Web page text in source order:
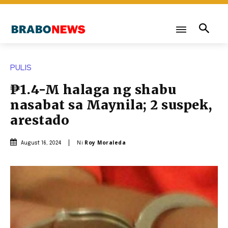
PULIS
₱1.4-M halaga ng shabu
nasabat sa Maynila; 2 suspek,
arestado
August 16, 2024 Ni Roy Moraleda